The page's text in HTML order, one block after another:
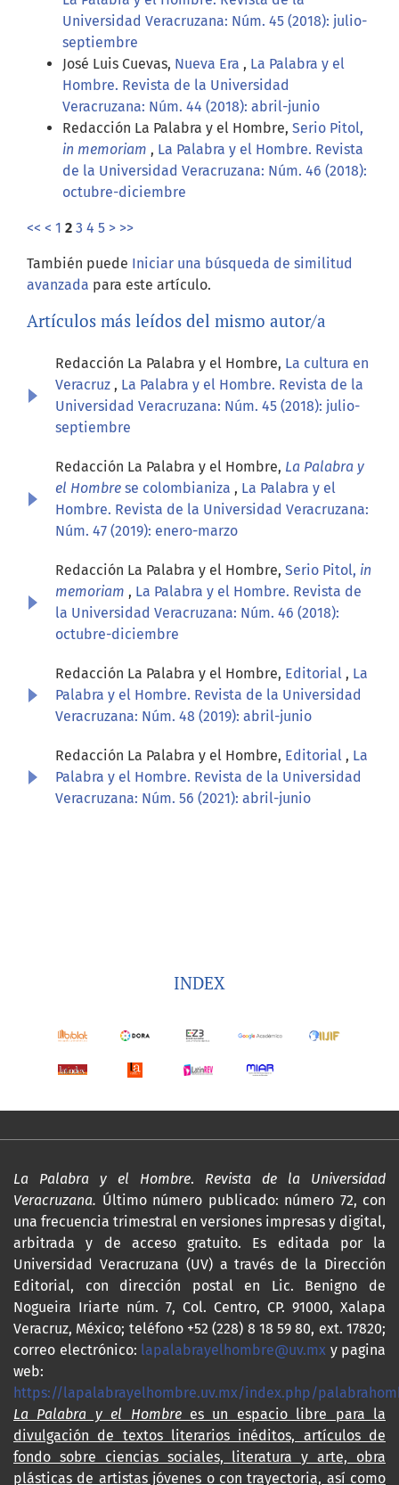
Universidad Veracruzana: Núm. 45 (2018): julio-
septiembre
José Luis Cuevas, Nueva Era , La Palabra y el
Hombre. Revista de la Universidad
Veracruzana: Núm. 44 (2018): abril-junio
Redacción La Palabra y el Hombre, Serio Pitol,
in memoriam , La Palabra y el Hombre. Revista
de la Universidad Veracruzana: Núm. 46 (2018):
octubre-diciembre
<< < 1 2 3 4 5 > >>
También puede Iniciar una búsqueda de similitud
avanzada para este artículo.
Artículos más leídos del mismo autor/a
Redacción La Palabra y el Hombre, La cultura en
Veracruz , La Palabra y el Hombre. Revista de la
Universidad Veracruzana: Núm. 45 (2018): julio-
septiembre
Redacción La Palabra y el Hombre, La Palabra y
el Hombre se colombianiza , La Palabra y el
Hombre. Revista de la Universidad Veracruzana:
Núm. 47 (2019): enero-marzo
Redacción La Palabra y el Hombre, Serio Pitol, in
memoriam , La Palabra y el Hombre. Revista de
la Universidad Veracruzana: Núm. 46 (2018):
octubre-diciembre
Redacción La Palabra y el Hombre, Editorial , La
Palabra y el Hombre. Revista de la Universidad
Veracruzana: Núm. 48 (2019): abril-junio
Redacción La Palabra y el Hombre, Editorial , La
Palabra y el Hombre. Revista de la Universidad
Veracruzana: Núm. 56 (2021): abril-junio
INDEX
La Palabra y el Hombre. Revista de la Universidad
Veracruzana. Último número publicado: número 72, con
una frecuencia trimestral en versiones impresas y digital,
arbitrada y de acceso gratuito. Es editada por la
Universidad Veracruzana (UV) a través de la Dirección
Editorial, con dirección postal en Lic. Benigno de
Nogueira Iriarte núm. 7, Col. Centro, CP. 91000, Xalapa
Veracruz, México; teléfono +52 (228) 8 18 59 80, ext. 17820;
correo electrónico: lapalabrayelhombre@uv.mx y pagina
web:
https://lapalabrayelhombre.uv.mx/index.php/
La Palabra y el Hombre es un espacio libre para la
divulgación de textos literarios inéditos, artículos de
fondo sobre ciencias sociales, literatura y arte, obra
plásticas de artistas jóvenes o con trayectoria, así como